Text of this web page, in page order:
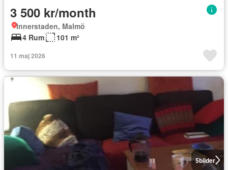
3 500 kr/month
Innerstaden, Malmö
4 Rum
101 m²
11 maj 2026
5bilder